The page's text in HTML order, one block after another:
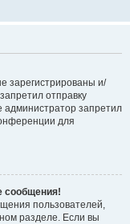
зарегистрированы и/
отправку
запретил
для
сообщения!
пользователей,
разделе. Если вы